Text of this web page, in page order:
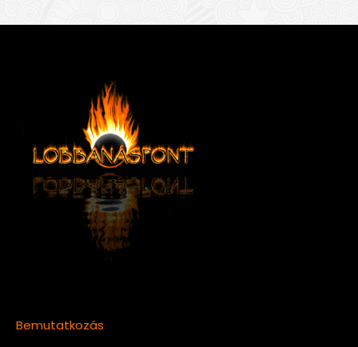
Bemutatkozás